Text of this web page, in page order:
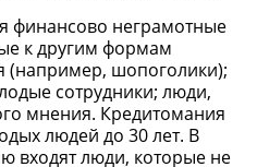
финансово неграмотные
к другим формам
(например, шопоголики);
сотрудники; люди,
мнения. Кредитомания
людей до 30 лет. В
входят люди, которые не